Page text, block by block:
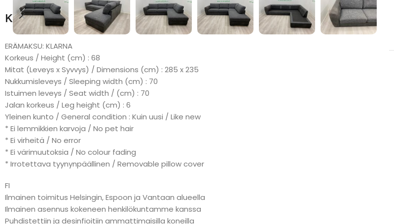
Kuvaus
ERÄMAKSU: KLARNA
Korkeus / Height (cm) : 68
Mitat (Leveys x Syvvys) / Dimensions (cm) : 285 x 235
Nukkumisleveys / Sleeping width (cm) : 70
Istuimen leveys / Seat width / (cm) : 70
Jalan korkeus / Leg height (cm) : 6
Yleinen kunto / General condition : Kuin uusi / Like new
* Ei lemmikkien karvoja / No pet hair
* Ei virheitä / No error
* Ei värimuutoksia / No colour fading
* Irrotettava tyynynpäällinen / Removable pillow cover
FI
Ilmainen toimitus Helsingin, Espoon ja Vantaan alueella
Ilmainen asennus kokeneen henkilökuntamme kanssa
Puhdistettiin ja desinfioitiin ammattimaisilla koneilla